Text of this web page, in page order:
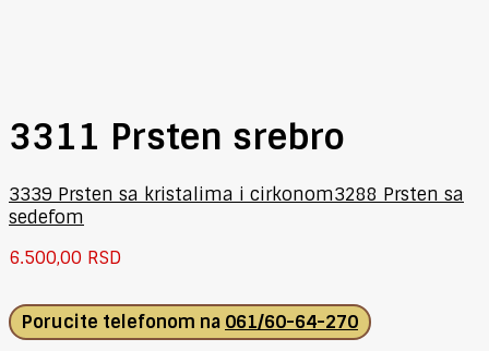
3311 Prsten srebro
3339 Prsten sa kristalima i cirkonom3288 Prsten sa
sedefom
6.500,00 RSD
Porucite telefonom na 061/60-64-270